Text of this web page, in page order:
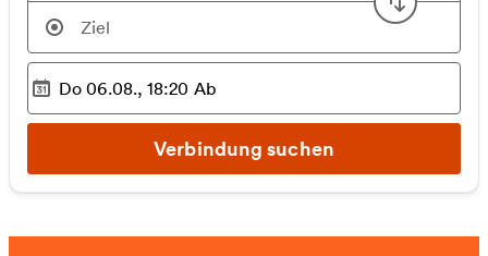
Start
Ausgewählter Zeitpunkt
Do 06.08., 18:20 Ab
Verbindung suchen